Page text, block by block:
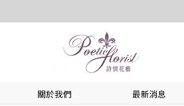
關於我們 最新消息